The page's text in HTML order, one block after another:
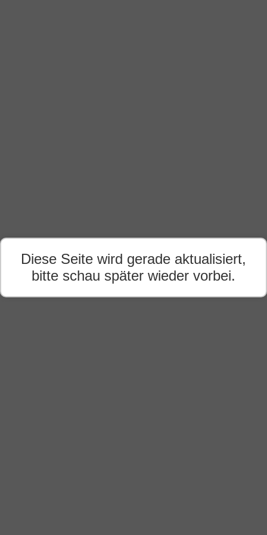
Diese Seite wird gerade aktualisiert,
bitte schau später wieder vorbei.